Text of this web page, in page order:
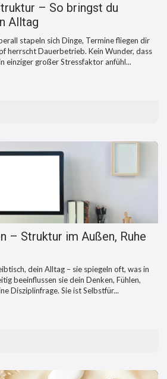
– So bringst du
Alltag
stapeln sich Dinge, Termine fliegen dir
herrscht Dauerbetrieb. Kein Wunder, dass
einziger großer Stressfaktor anfühl...
– Struktur im Außen, Ruhe
dein Alltag – sie spiegeln oft, was in
beeinflussen sie dein Denken, Fühlen,
Disziplinfrage. Sie ist Selbstfür...